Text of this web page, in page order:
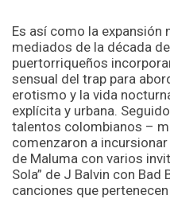
Es así como la expansión
mediados de la década
puertorriqueños
sensual del trap para
erotismo y la vida
explícita y urbana.
talentos colombianos –
comenzaron a incursionar
de Maluma con varios
Sola” de J Balvin con Bad
canciones que